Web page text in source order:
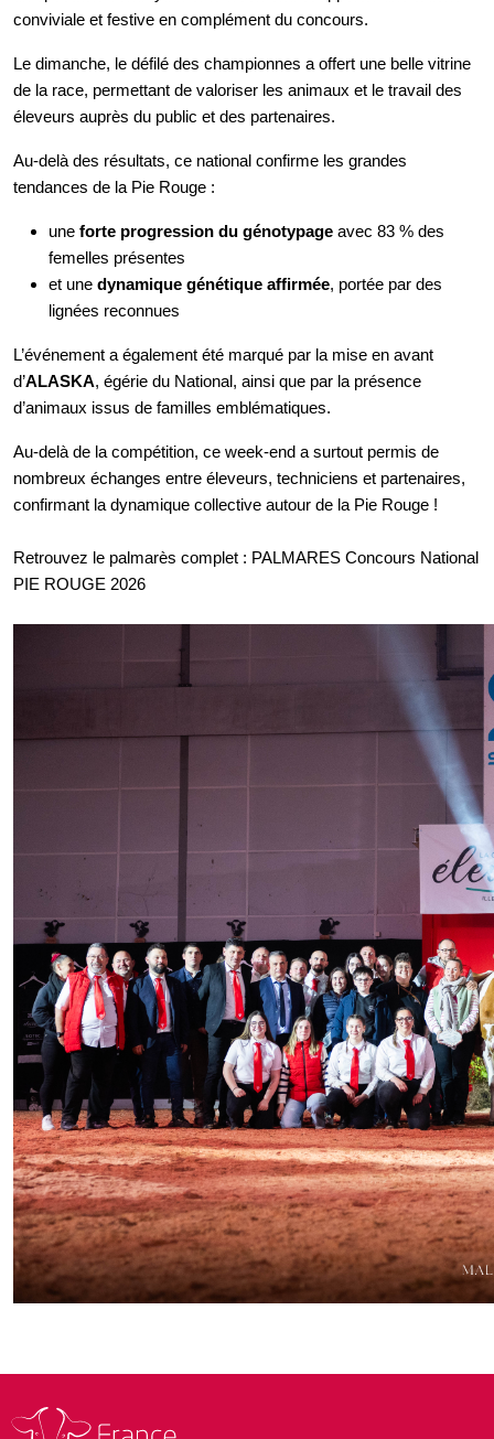
conviviale et festive en complément du concours.
Le dimanche, le défilé des championnes a offert une belle vitrine
de la race, permettant de valoriser les animaux et le travail des
éleveurs auprès du public et des partenaires.
Au-delà des résultats, ce national confirme les grandes
tendances de la Pie Rouge :
une forte progression du génotypage avec 83 % des
femelles présentes
et une dynamique génétique affirmée, portée par des
lignées reconnues
L’événement a également été marqué par la mise en avant
d’ALASKA, égérie du National, ainsi que par la présence
d’animaux issus de familles emblématiques.
Au-delà de la compétition, ce week-end a surtout permis de
nombreux échanges entre éleveurs, techniciens et partenaires,
confirmant la dynamique collective autour de la Pie Rouge !
Retrouvez le palmarès complet : PALMARES Concours National
PIE ROUGE 2026